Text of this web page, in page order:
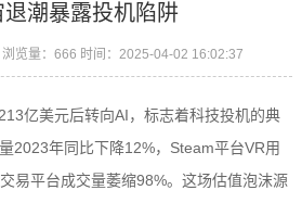
退潮暴露投机陷阱
浏览量：666 时间：2025-04-02 16:02:37
亿美元后转向AI，标志着科技投机的典
2023年同比下降12%，Steam平台VR用
易平台成交量萎缩98%。这场估值泡沫源